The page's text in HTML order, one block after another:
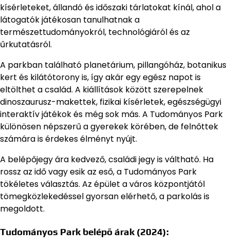
kísérleteket, állandó és időszaki tárlatokat kínál, ahol a
látogatók játékosan tanulhatnak a
természettudományokról, technológiáról és az
űrkutatásról.
A parkban található planetárium, pillangóház, botanikus
kert és kilátótorony is, így akár egy egész napot is
eltölthet a család. A kiállítások között szerepelnek
dinoszaurusz-makettek, fizikai kísérletek, egészségügyi
interaktív játékok és még sok más. A Tudományos Park
különösen népszerű a gyerekek körében, de felnőttek
számára is érdekes élményt nyújt.
A belépőjegy ára kedvező, családi jegy is váltható. Ha
rossz az idő vagy esik az eső, a Tudományos Park
tökéletes választás. Az épület a város központjától
tömegközlekedéssel gyorsan elérhető, a parkolás is
megoldott.
Tudományos Park belépő árak (2024):